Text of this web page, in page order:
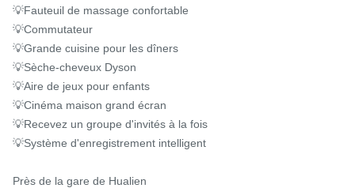
💡Fauteuil de massage confortable
💡Commutateur
💡Grande cuisine pour les dîners
💡Sèche-cheveux Dyson
💡Aire de jeux pour enfants
💡Cinéma maison grand écran
💡Recevez un groupe d'invités à la fois
💡Système d'enregistrement intelligent
Près de la gare de Hualien